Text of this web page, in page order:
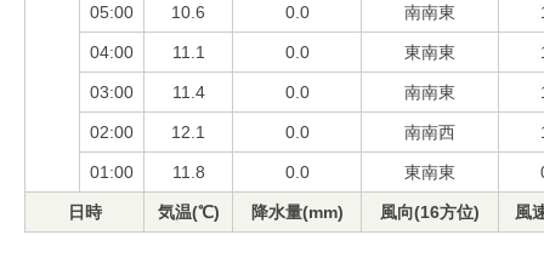
05:00 10.6 0.0 南南東
04:00 11.1 0.0 東南東
03:00 11.4 0.0 南南東
02:00 12.1 0.0 南南西
01:00 11.8 0.0 東南東
日時 気温(℃) 降水量(mm) 風向(16方位) 風